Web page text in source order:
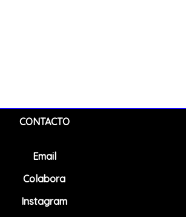
CONTACTO
Email
Colabora
Instagram